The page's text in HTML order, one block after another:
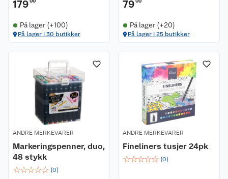
179
På lager (+100)
På lager i 30 butikker
79
På lager (+20)
På lager i 25 butikker
ANDRE MERKEVARER
Markeringspenner, duo,
48 stykk
☆☆☆☆☆ (0)
ANDRE MERKEVARER
Fineliners tusjer 24pk
☆☆☆☆☆ (0)